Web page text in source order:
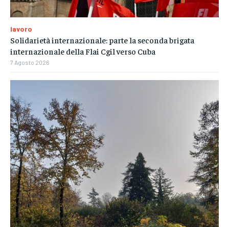
lavoro
Solidarietà internazionale: parte la seconda brigata
internazionale della Flai Cgil verso Cuba
7 Agosto 2026